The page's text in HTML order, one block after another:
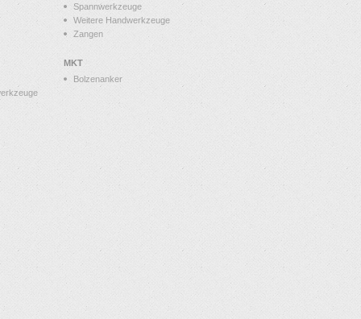
Spannwerkzeuge
Weitere Handwerkzeuge
Zangen
MKT
Bolzenanker